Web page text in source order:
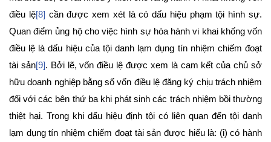
điều lệ[8] cần được xem xét là có dấu hiệu phạm tội hình sự.
Quan điểm ủng hộ cho việc hình sự hóa hành vi khai khống vốn
điều lệ là dấu hiệu của tội danh lạm dụng tín nhiệm chiếm đoạt
tài sản[9]. Bởi lẽ, vốn điều lệ được xem là cam kết của chủ sở
hữu doanh nghiệp bằng số vốn điều lệ đăng ký chịu trách nhiệm
đối với các bên thứ ba khi phát sinh các trách nhiệm bồi thường
thiệt hại. Trong khi dấu hiệu định tội có liên quan đến tội danh
lạm dụng tín nhiệm chiếm đoạt tài sản được hiểu là: (i) có hành